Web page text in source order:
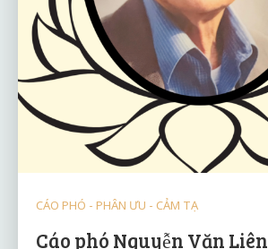
CÁO PHÓ - PHÂN ƯU - CẢM TẠ
Cáo phó Nguyễn Văn Liên